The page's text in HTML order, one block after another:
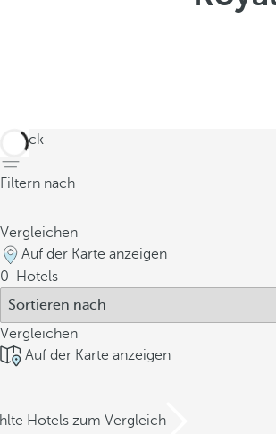
zurück
Filtern nach
Vergleichen
Auf der Karte anzeigen
0
Hotels
Vergleichen
Auf der Karte anzeigen
Hotels zum Vergleich